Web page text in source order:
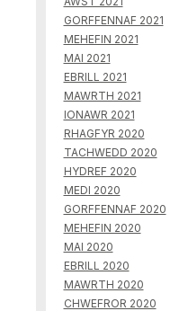
GORFFENNAF 2021
MEHEFIN 2021
MAI 2021
EBRILL 2021
MAWRTH 2021
IONAWR 2021
RHAGFYR 2020
TACHWEDD 2020
HYDREF 2020
MEDI 2020
GORFFENNAF 2020
MEHEFIN 2020
MAI 2020
EBRILL 2020
MAWRTH 2020
CHWEFROR 2020